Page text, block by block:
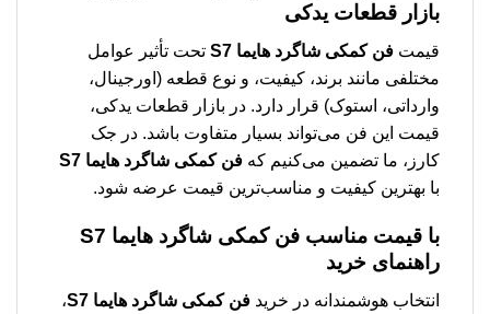
بازار قطعات یدکی
قیمت فن کمکی شاگرد هایما S7
تحت تأثیر عوامل
مختلفی مانند برند، کیفیت، و نوع قطعه (اورجینال،
وارداتی، استوک) قرار دارد. در بازار قطعات یدکی،
قیمت این فن می‌تواند بسیار متفاوت باشد. در جک
کارز، ما تضمین می‌کنیم که فن کمکی شاگرد هایما S7
با بهترین کیفیت و مناسب‌ترین قیمت عرضه شود.
با قیمت مناسب فن کمکی شاگرد هایما S7
راهنمای خرید
انتخاب هوشمندانه در خرید فن کمکی شاگرد هایما S7
،